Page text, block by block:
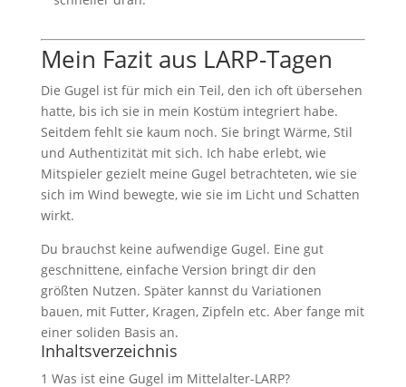
Mein Fazit aus LARP-Tagen
Die Gugel ist für mich ein Teil, den ich oft übersehen
hatte, bis ich sie in mein Kostüm integriert habe.
Seitdem fehlt sie kaum noch. Sie bringt Wärme, Stil
und Authentizität mit sich. Ich habe erlebt, wie
Mitspieler gezielt meine Gugel betrachteten, wie sie
sich im Wind bewegte, wie sie im Licht und Schatten
wirkt.
Du brauchst keine aufwendige Gugel. Eine gut
geschnittene, einfache Version bringt dir den
größten Nutzen. Später kannst du Variationen
bauen, mit Futter, Kragen, Zipfeln etc. Aber fange mit
einer soliden Basis an.
Inhaltsverzeichnis
1 Was ist eine Gugel im Mittelalter-LARP?